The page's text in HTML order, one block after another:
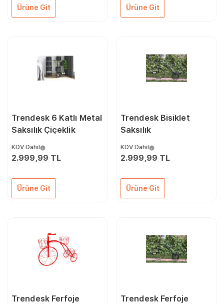
Ürüne Git Ürüne Git
Trendesk 6 Katlı Metal
Saksılık Çiçeklik
KDV Dahil
2.999,99 TL
Ürüne Git
Trendesk Bisiklet
Saksılık
KDV Dahil
2.999,99 TL
Ürüne Git
Trendesk Ferfoje
Trendesk Ferfoje